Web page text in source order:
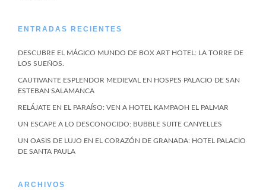
ENTRADAS RECIENTES
DESCUBRE EL MÁGICO MUNDO DE BOX ART HOTEL: LA TORRE DE
LOS SUEÑOS.
CAUTIVANTE ESPLENDOR MEDIEVAL EN HOSPES PALACIO DE SAN
ESTEBAN SALAMANCA
RELÁJATE EN EL PARAÍSO: VEN A HOTEL KAMPAOH EL PALMAR
UN ESCAPE A LO DESCONOCIDO: BUBBLE SUITE CANYELLES
UN OASIS DE LUJO EN EL CORAZÓN DE GRANADA: HOTEL PALACIO
DE SANTA PAULA
ARCHIVOS